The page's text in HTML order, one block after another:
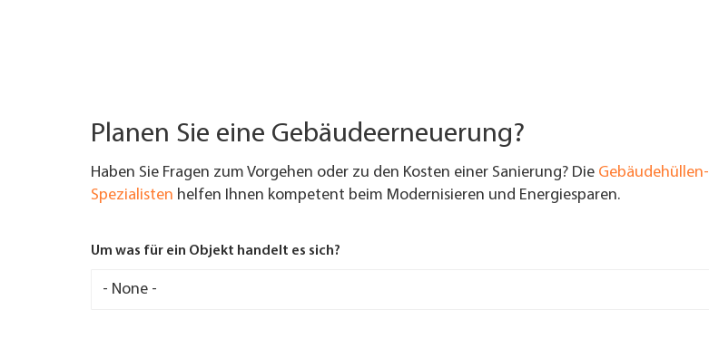
Planen Sie eine Gebäudeerneuerung?
Haben Sie Fragen zum Vorgehen oder zu den Kosten einer Sanierung? Die Gebäudehüllen-
Spezialisten helfen Ihnen kompetent beim Modernisieren und Energiesparen.
Um was für ein Objekt handelt es sich?